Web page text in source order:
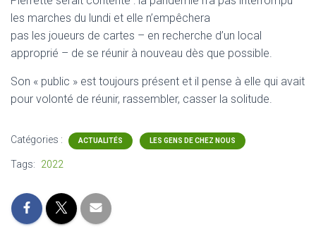
les marches du lundi et elle n’empêchera
pas les joueurs de cartes – en recherche d’un local
approprié – de se réunir à nouveau dès que possible.
Son « public » est toujours présent et il pense à elle qui avait
pour volonté de réunir, rassembler, casser la solitude.
Catégories : ACTUALITÉS LES GENS DE CHEZ NOUS
Tags: 2022